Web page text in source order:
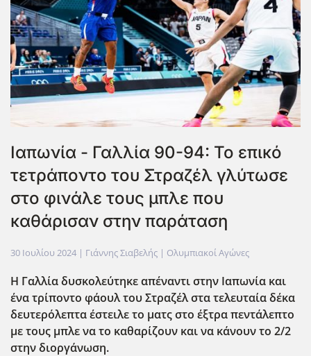
Ιαπωνία - Γαλλία 90-94: Το επικό
τετράποντο του Στραζέλ γλύτωσε
στο φινάλε τους μπλε που
καθάρισαν στην παράταση
30 Ιουλίου 2024 | Γιάννης Σιαβελής | Ολυμπιακοί Αγώνες
Η Γαλλία δυσκολεύτηκε απέναντι στην Ιαπωνία και
ένα τρίποντο φάουλ του Στραζέλ στα τελευταία δέκα
δευτερόλεπτα έστειλε το ματς στο έξτρα πεντάλεπτο
με τους μπλε να το καθαρίζουν και να κάνουν το 2/2
στην διοργάνωση.